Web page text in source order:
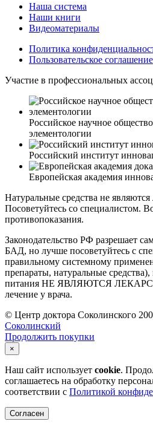
Наша система
Наши книги
Видеоматериалы
Политика
Пользовательское соглашение
Участие в профессиональных
Российское научное
элементологии
Российский институт
Европейская академия
Натуральные средства не являются
Посоветуйтесь со специалистом.
противопоказания.
Законодательство РФ разрешает
БАД, но лучше посоветуйтесь с
правильному системному
препараты, натуральные
питания НЕ ЯВЛЯЮТСЯ
лечение у врача.
© Центр доктора Соколинского
Соколинский
Продолжить покупки
×
Наш сайт использует cookie.
соглашаетесь на обработку
соответствии с Политикой
Согласен